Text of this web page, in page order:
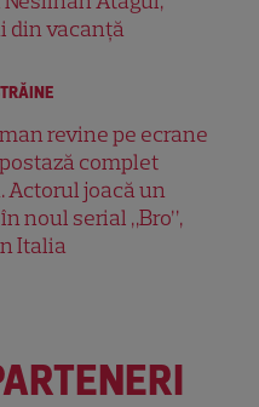
din vacanță
revine pe ecrane
complet
Actorul joacă un
noul serial „Bro”,
Italia